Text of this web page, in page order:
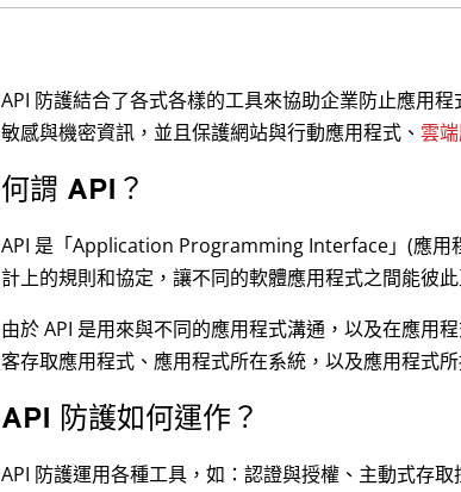
API 防護結合了各式各樣的工具來協助企業防止應用
敏感與機密資訊，並且保護網站與行動應用程式、 雲
何謂 API？
API 是「Application Programming Interface」(應用
計上的規則和協定，讓不同的軟體應用程式之間能彼
由於 API 是用來與不同的應用程式溝通，以及在應用
客存取應用程式、應用程式所在系統，以及應用程式
API 防護如何運作？
API 防護運用各種工具，如：認證與授權、主動式存